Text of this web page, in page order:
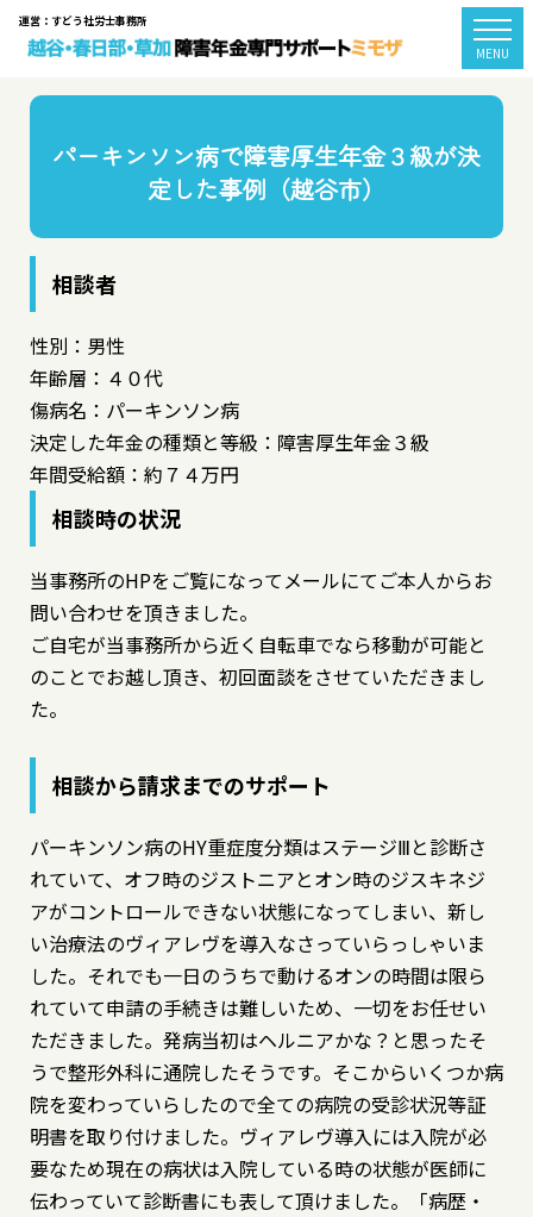
MENU
運営：すどう社労士事務所
パーキンソン病で障害厚生年金３級が決
定した事例（越谷市）
相談者
性別：男性
年齢層：４０代
傷病名：パーキンソン病
決定した年金の種類と等級：障害厚生年金３級
年間受給額：約７４万円
相談時の状況
当事務所のHPをご覧になってメールにてご本人からお
問い合わせを頂きました。
ご自宅が当事務所から近く自転車でなら移動が可能と
のことでお越し頂き、初回面談をさせていただきまし
た。
相談から請求までのサポート
パーキンソン病のHY重症度分類はステージⅢと診断さ
れていて、オフ時のジストニアとオン時のジスキネジ
アがコントロールできない状態になってしまい、新し
い治療法のヴィアレヴを導入なさっていらっしゃいま
した。それでも一日のうちで動けるオンの時間は限ら
れていて申請の手続きは難しいため、一切をお任せい
ただきました。発病当初はヘルニアかな？と思ったそ
うで整形外科に通院したそうです。そこからいくつか病
院を変わっていらしたので全ての病院の受診状況等証
明書を取り付けました。ヴィアレヴ導入には入院が必
要なため現在の病状は入院している時の状態が医師に
伝わっていて診断書にも表して頂けました。「病歴・